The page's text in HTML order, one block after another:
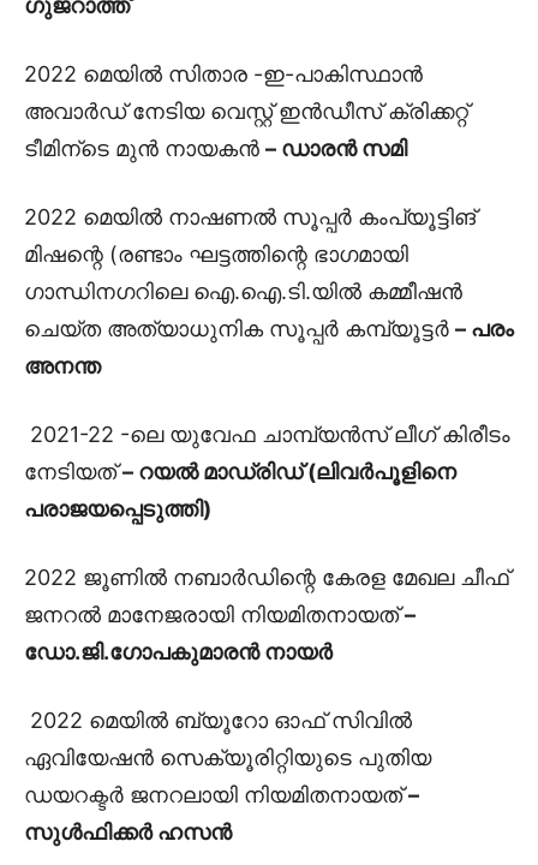
ഗുജറാത്ത്
2022 മെയിൽ സിതാര -ഇ-പാകിസ്ഥാൻ
അവാർഡ് നേടിയ വെസ്റ്റ് ഇൻഡീസ് ക്രിക്കറ്റ്
ടീമിന്ടെ മുൻ നായകൻ – ഡാരൻ സമി
2022 മെയിൽ നാഷണൽ സൂപ്പർ കംപ്യൂട്ടിങ്
മിഷന്റെ (രണ്ടാം ഘട്ടത്തിന്റെ ഭാഗമായി
ഗാന്ധിനഗറിലെ ഐ.ഐ.ടി.യിൽ കമ്മീഷൻ
ചെയ്ത അത്യാധുനിക സൂപ്പർ കമ്പ്യൂട്ടർ – പരം
അനന്ത
2021-22 -ലെ യുവേഫ ചാമ്പ്യൻസ് ലീഗ് കിരീടം
നേടിയത്– റയൽ മാഡ്രിഡ് (ലിവർപൂളിനെ
പരാജയപ്പെടുത്തി)
2022 ജൂണിൽ നബാർഡിന്റെ കേരള മേഖല ചീഫ്
ജനറൽ മാനേജരായി നിയമിതനായത്–
ഡോ.ജി.ഗോപകുമാരൻ നായർ
2022 മെയിൽ ബ്യൂറോ ഓഫ് സിവിൽ
ഏവിയേഷൻ സെക്യൂരിറ്റിയുടെ പുതിയ
ഡയറക്ടർ ജനറലായി നിയമിതനായത്–
സുൾഫിക്കർ ഹസൻ